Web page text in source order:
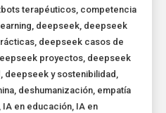
terapéuticos, competencia
, deepseek, deepseek
, deepseek casos de
proyectos, deepseek
, deepseek y sostenibilidad ,
, deshumanización, empatía
, IA en educación, IA en